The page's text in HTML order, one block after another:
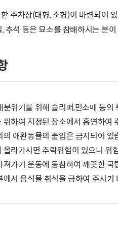
주차장(대형, 소형)이 마련되어
, 추석 등은 묘소를 참배하시는 분
분위기를 위해 슬리퍼,민소매 등
위하여 지정된 장소에서 흡연하여
의 애완동물의 출입은 금지되어 있
올라가시면 추락위험이 있으니 위
져가기 운동에 동참하여 깨끗한
에서 음식물 취식을 금하여 주시기